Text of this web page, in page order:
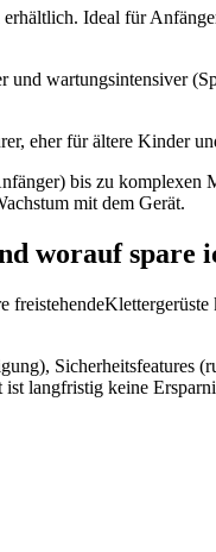
Ideal für
und wartungsintensiver
eher für ältere Kinder
bis zu komplexen
mit dem Gerät.
worauf spare
Sicherheitsfeatures
langfristig keine